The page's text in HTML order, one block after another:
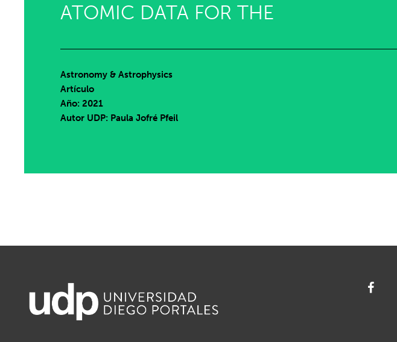
ATOMIC DATA FOR THE
Astronomy & Astrophysics
Artículo
Año: 2021
Autor UDP: Paula Jofré Pfeil